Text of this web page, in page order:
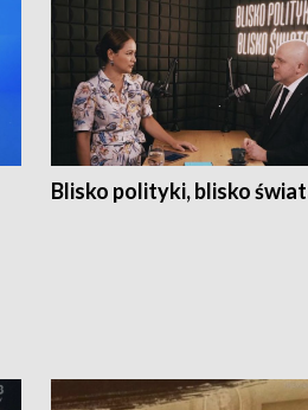
Blisko polityki, blisko